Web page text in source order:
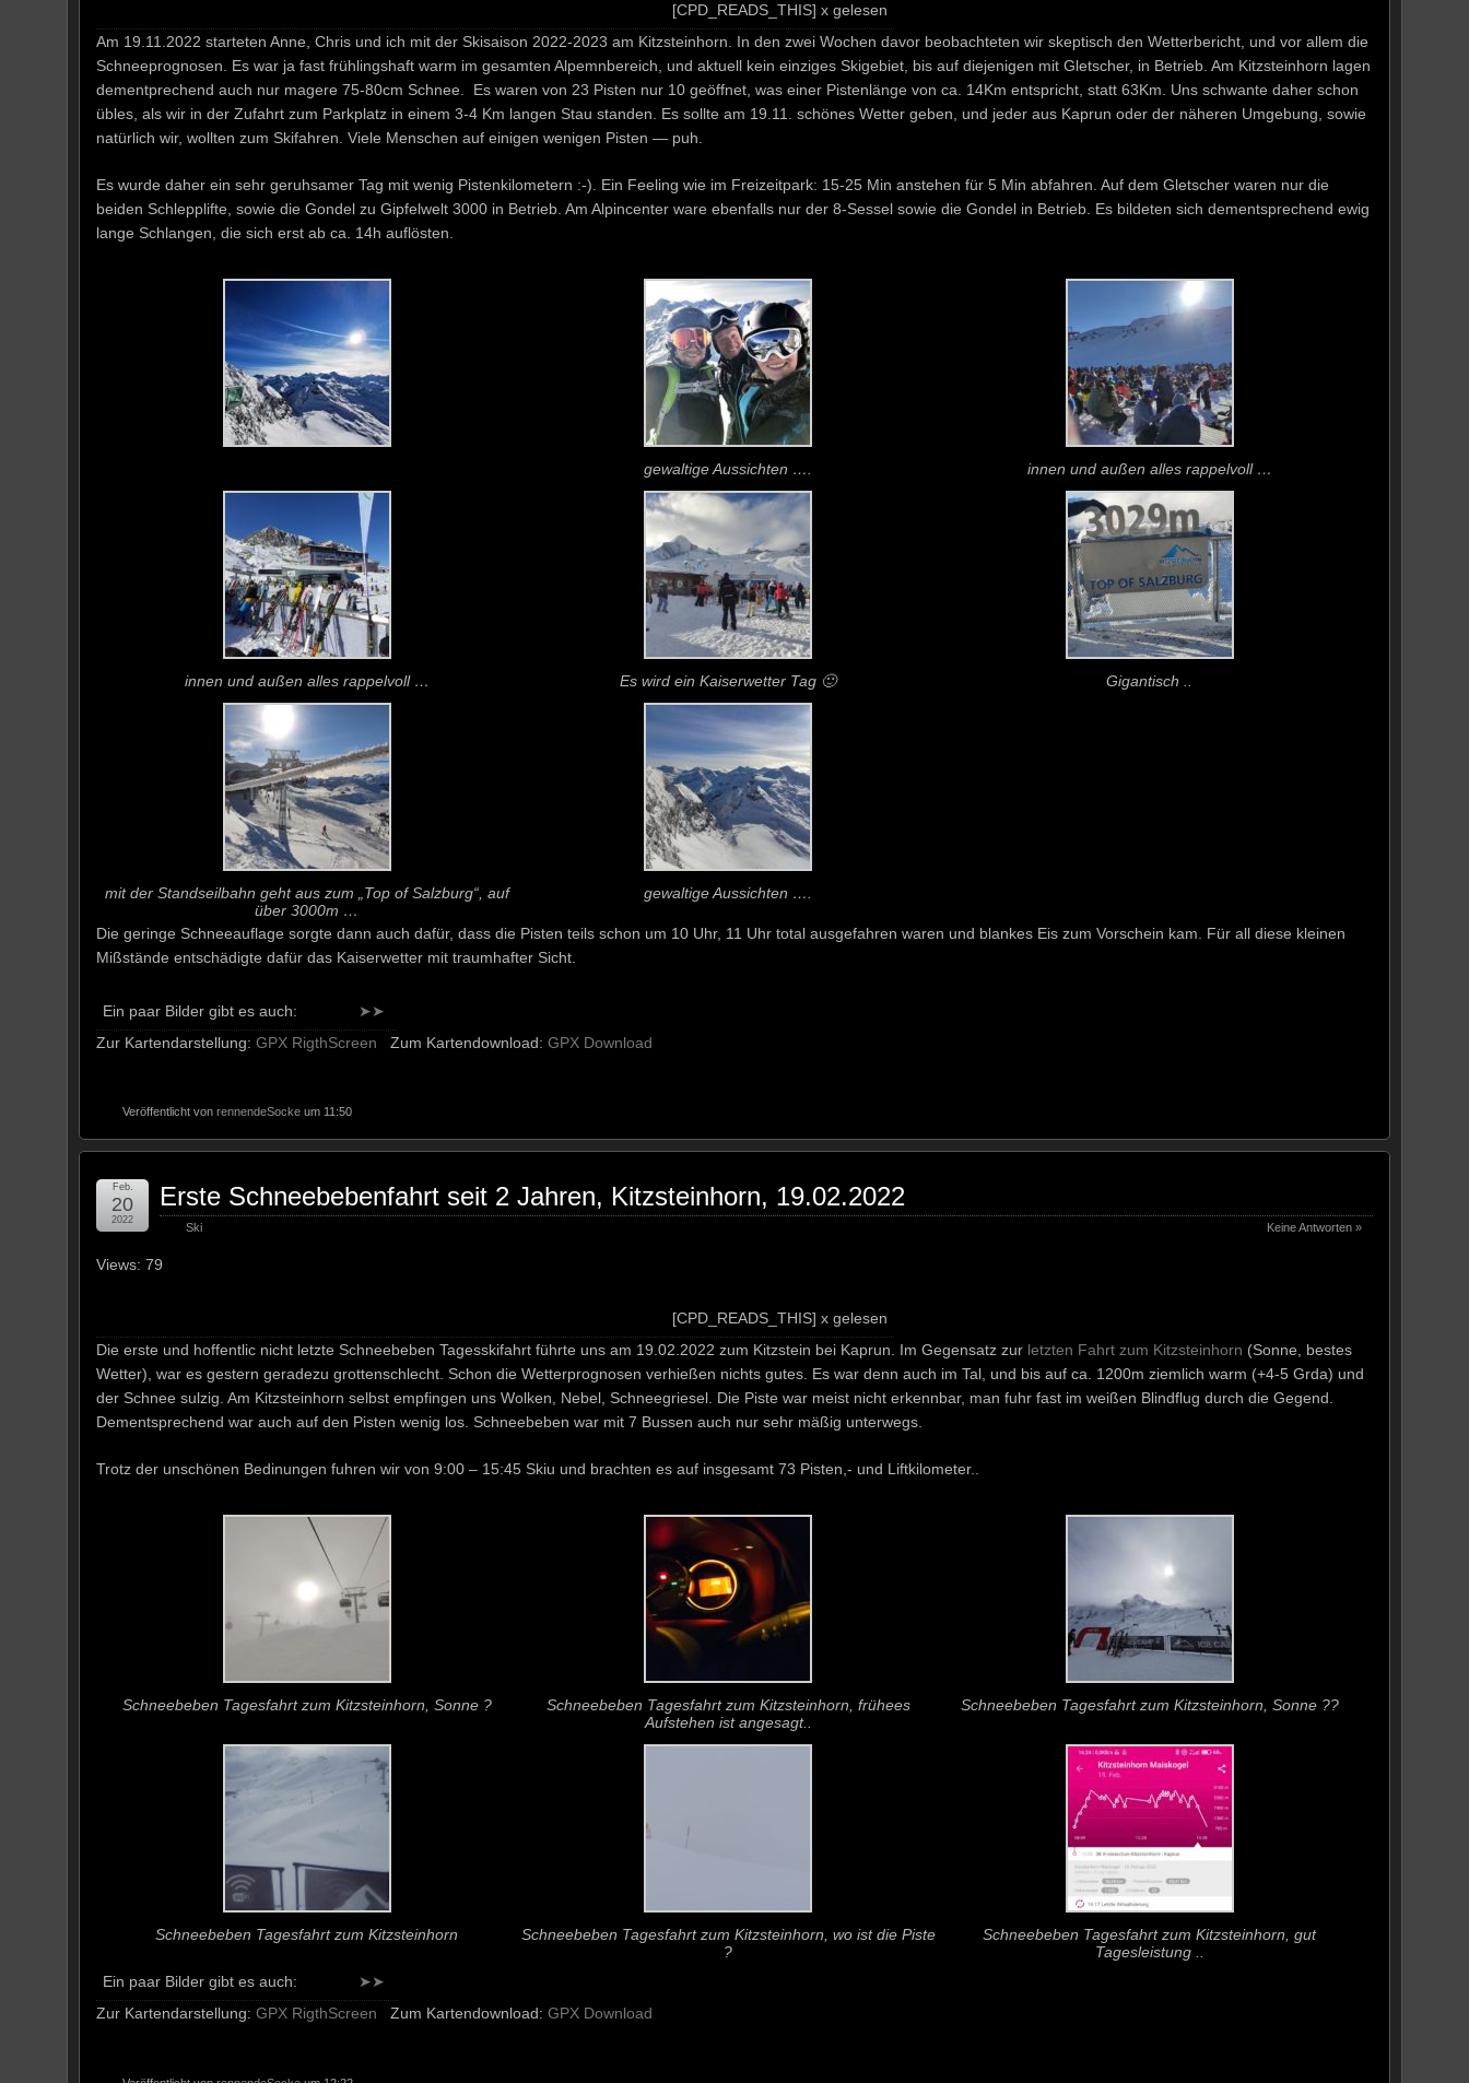
[CPD_READS_THIS] x gelesen
Am 19.11.2022 starteten Anne, Chris und ich mit der Skisaison 2022-2023 am Kitzsteinhorn. In den zwei Wochen davor beobachteten wir skeptisch den Wetterbericht, und vor allem die
Schneeprognosen. Es war ja fast frühlingshaft warm im gesamten Alpemnbereich, und aktuell kein einziges Skigebiet, bis auf diejenigen mit Gletscher, in Betrieb. Am Kitzsteinhorn lagen
dementprechend auch nur magere 75-80cm Schnee. Es waren von 23 Pisten nur 10 geöffnet, was einer Pistenlänge von ca. 14Km entspricht, statt 63Km. Uns schwante daher schon
übles, als wir in der Zufahrt zum Parkplatz in einem 3-4 Km langen Stau standen. Es sollte am 19.11. schönes Wetter geben, und jeder aus Kaprun oder der näheren Umgebung, sowie
natürlich wir, wollten zum Skifahren. Viele Menschen auf einigen wenigen Pisten — puh.
Es wurde daher ein sehr geruhsamer Tag mit wenig Pistenkilometern :-). Ein Feeling wie im Freizeitpark: 15-25 Min anstehen für 5 Min abfahren. Auf dem Gletscher waren nur die
beiden Schlepplifte, sowie die Gondel zu Gipfelwelt 3000 in Betrieb. Am Alpincenter ware ebenfalls nur der 8-Sessel sowie die Gondel in Betrieb. Es bildeten sich dementsprechend ewig
lange Schlangen, die sich erst ab ca. 14h auflösten.
gewaltige Aussichten …. innen und außen alles rappelvoll …
innen und außen alles rappelvoll … Es wird ein Kaiserwetter Tag 🙂 Gigantisch ..
mit der Standseilbahn geht aus zum „Top of Salzburg“, auf
über 3000m …
gewaltige Aussichten ….
Die geringe Schneeauflage sorgte dann auch dafür, dass die Pisten teils schon um 10 Uhr, 11 Uhr total ausgefahren waren und blankes Eis zum Vorschein kam. Für all diese kleinen
Mißstände entschädigte dafür das Kaiserwetter mit traumhafter Sicht.
Ein paar Bilder gibt es auch:
➤➤
Zur Kartendarstellung: GPX RigthScreen Zum Kartendownload: GPX Download
Veröffentlicht von rennendeSocke um 11:50
Erste Schneebebenfahrt seit 2 Jahren, Kitzsteinhorn, 19.02.2022
Ski Keine Antworten »
Feb.
20
2022
Views: 79
[CPD_READS_THIS] x gelesen
Die erste und hoffentlic nicht letzte Schneebeben Tagesskifahrt führte uns am 19.02.2022 zum Kitzstein bei Kaprun. Im Gegensatz zur letzten Fahrt zum Kitzsteinhorn (Sonne, bestes
Wetter), war es gestern geradezu grottenschlecht. Schon die Wetterprognosen verhießen nichts gutes. Es war denn auch im Tal, und bis auf ca. 1200m ziemlich warm (+4-5 Grda) und
der Schnee sulzig. Am Kitzsteinhorn selbst empfingen uns Wolken, Nebel, Schneegriesel. Die Piste war meist nicht erkennbar, man fuhr fast im weißen Blindflug durch die Gegend.
Dementsprechend war auch auf den Pisten wenig los. Schneebeben war mit 7 Bussen auch nur sehr mäßig unterwegs.
Trotz der unschönen Bedinungen fuhren wir von 9:00 – 15:45 Skiu und brachten es auf insgesamt 73 Pisten,- und Liftkilometer..
Schneebeben Tagesfahrt zum Kitzsteinhorn, Sonne ?
Schneebeben Tagesfahrt zum Kitzsteinhorn, frühees
Aufstehen ist angesagt..
Schneebeben Tagesfahrt zum Kitzsteinhorn, Sonne ??
Schneebeben Tagesfahrt zum Kitzsteinhorn
Schneebeben Tagesfahrt zum Kitzsteinhorn, wo ist die Piste
?
Schneebeben Tagesfahrt zum Kitzsteinhorn, gut
Tagesleistung ..
Ein paar Bilder gibt es auch:
➤➤
Zur Kartendarstellung: GPX RigthScreen Zum Kartendownload: GPX Download